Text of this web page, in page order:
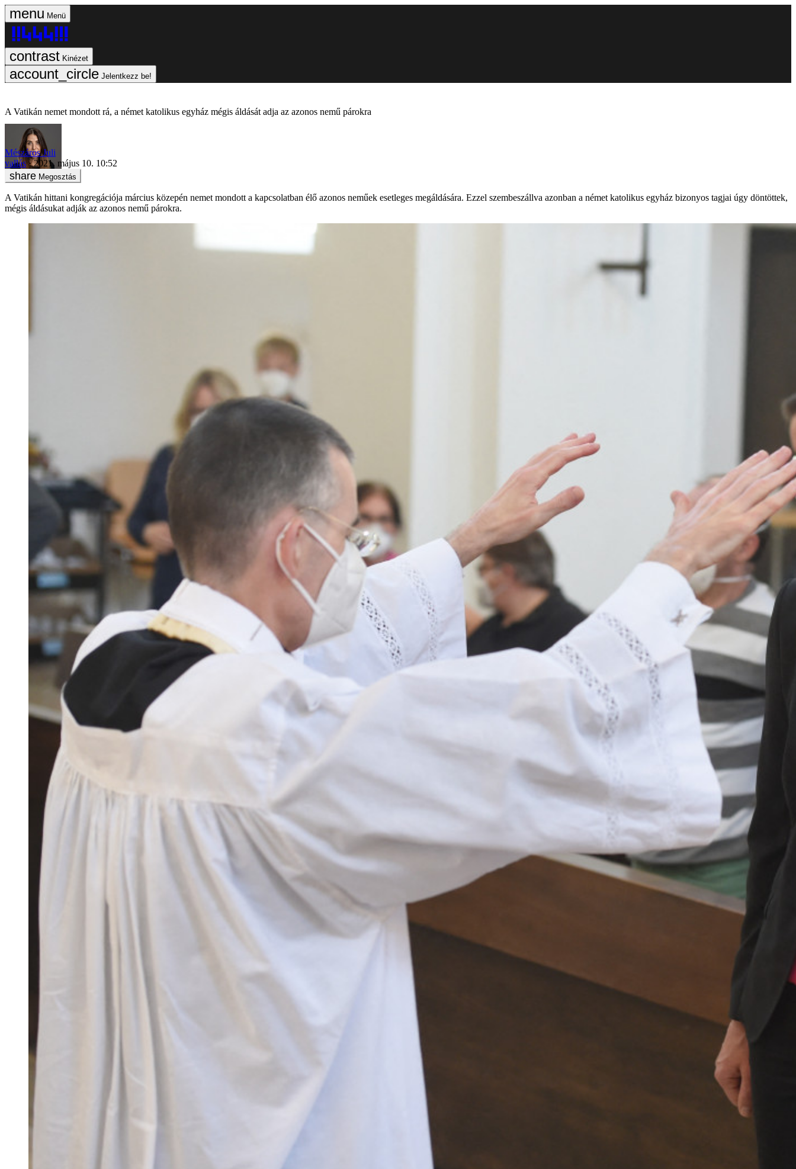
Menü
Kinézet
Jelentkezz be!
A Vatikán nemet mondott rá, a német katolikus egyház mégis áldását adja az azonos nemű párokra
Mészáros Juli
vallás
2021. május 10. 10:52
Megosztás
A Vatikán hittani kongregációja március közepén nemet mondott a kapcsolatban élő azonos neműek esetleges megáldására. Ezzel szembeszállva azonban a német katolikus egyház bizonyos tagjai úgy döntöttek,
mégis áldásukat adják az azonos nemű párokra.